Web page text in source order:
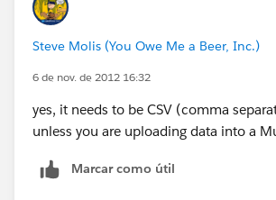
Steve Molis (You Owe Me a Beer, Inc.)
6 de nov. de 2012 16:32
yes, it needs to be CSV (comma
unless you are uploading data into a
Marcar como útil